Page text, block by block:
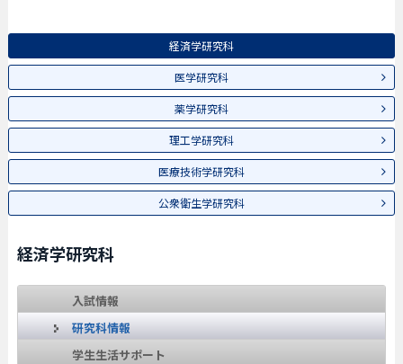
経済学研究科
医学研究科
薬学研究科
理工学研究科
医療技術学研究科
公衆衛生学研究科
経済学研究科
入試情報
研究科情報
学生生活サポート